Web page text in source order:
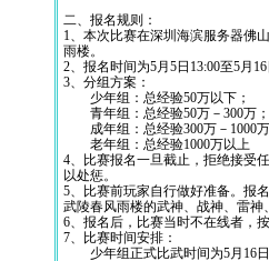
二、报名规则：
1、本次比赛在深圳海滨服务器佛
雨楼。
2、报名时间为5月5日13:00至5月
3、分组方案：
少年组：总经验50万以下；
青年组：总经验50万－300万；
成年组：总经验300万－1000万
老年组：总经验1000万以上
4、比赛报名一旦截止，拒绝接受
以处惩。
5、比赛前玩家自行做好准备。报
武陵春风雨楼的武神、战神、雷神
6、报名后，比赛当时不在线者，按
7、比赛时间安排：
少年组正式比武时间为5月16日